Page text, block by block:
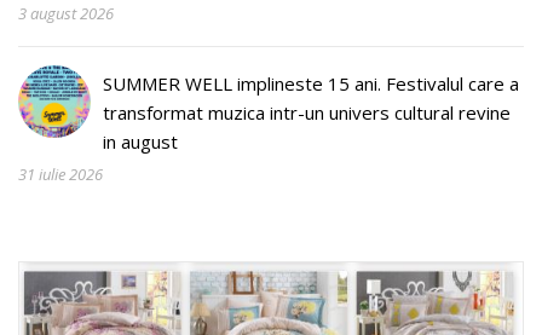
3 august 2026
SUMMER WELL implineste 15 ani. Festivalul care a
transformat muzica intr-un univers cultural revine
in august
31 iulie 2026